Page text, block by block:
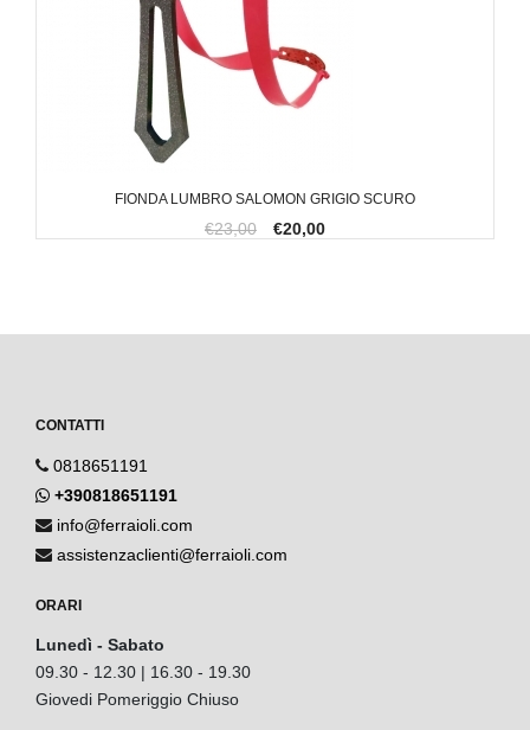
FIONDA LUMBRO SALOMON GRIGIO SCURO
€23,00 €20,00
CONTATTI
0818651191
+390818651191
info@ferraioli.com
assistenzaclienti@ferraioli.com
ORARI
Lunedì - Sabato
09.30 - 12.30 | 16.30 - 19.30
Giovedi Pomeriggio Chiuso